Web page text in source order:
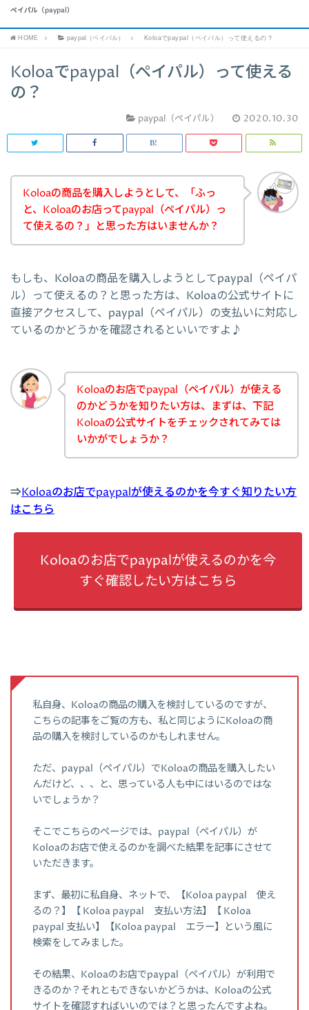
ペイパル（paypal）
HOME paypal（ペイパル） Koloaでpaypal（ペイパル）って使えるの？
Koloaでpaypal（ペイパル）って使える
の？
paypal（ペイパル） 2020.10.30
Koloaの商品を購入しようとして、「ふっ
と、Koloaのお店ってpaypal（ペイパル）っ
て使えるの？」と思った方はいませんか？
もしも、Koloaの商品を購入しようとしてpaypal（ペイパ
ル）って使えるの？と思った方は、Koloaの公式サイトに
直接アクセスして、paypal（ペイパル）の支払いに対応し
ているのかどうかを確認されるといいですよ♪
Koloaのお店でpaypal（ペイパル）が使える
のかどうかを知りたい方は、まずは、下記
Koloaの公式サイトをチェックされてみては
いかがでしょうか？
⇒Koloaのお店でpaypalが使えるのかを今すぐ知りたい方
はこちら
Koloaのお店でpaypalが使えるのかを今
すぐ確認したい方はこちら
私自身、Koloaの商品の購入を検討しているのですが、
こちらの記事をご覧の方も、私と同じようにKoloaの商
品の購入を検討しているのかもしれません。
ただ、paypal（ペイパル）でKoloaの商品を購入したい
んだけど、、、と、思っている人も中にはいるのではな
いでしょうか？
そこでこちらのページでは、paypal（ペイパル）が
Koloaのお店で使えるのかを調べた結果を記事にさせて
いただきます。
まず、最初に私自身、ネットで、【Koloa paypal 使え
るの？】【 Koloa paypal 支払い方法】【 Koloa
paypal 支払い】【Koloa paypal エラー】という風に
検索をしてみました。
その結果、Koloaのお店でpaypal（ペイパル）が利用で
きるのか？それともできないかどうかは、Koloaの公式
サイトを確認すればいいのでは？と思ったんですよね。